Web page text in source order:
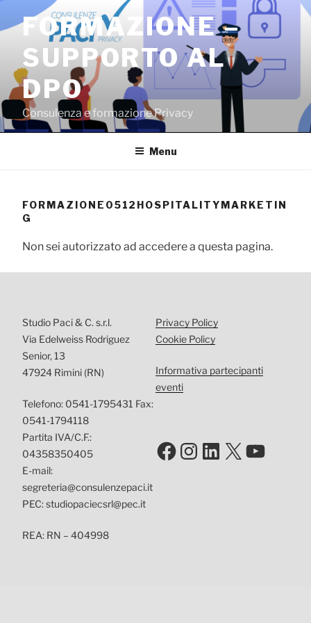
contenuto
FORMAZIONE –
SUPPORTO AL
DPO
Consulenza e formazione Privacy
Menu
FORMAZIONE0512HOSPITALITYMARKETIN
G
Non sei autorizzato ad accedere a questa pagina.
Studio Paci & C. s.r.l.
Via Edelweiss Rodriguez
Senior, 13
47924 Rimini (RN)
Telefono: 0541-1795431 Fax:
0541-1794118
Partita IVA/C.F.:
04358350405
E-mail:
segreteria@consulenzepaci.it
PEC: studiopaciecsrl@pec.it
REA: RN – 404998
Privacy Policy
Cookie Policy
Informativa partecipanti
eventi
Facebook
Instagram
LinkedIn
X